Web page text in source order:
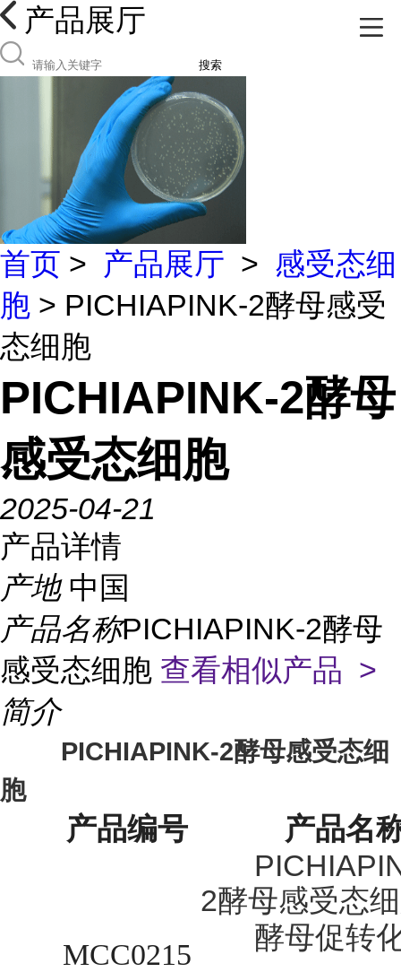
产品展厅
搜索
首页 > 产品展厅 > 感受态细
胞 > PICHIAPINK-2酵母感受
态细胞
PICHIAPINK-2酵母
感受态细胞
2025-04-21
产品详情
产地 中国
产品名称PICHIAPINK-2酵母
感受态细胞 查看相似产品 >
简介
PICHIAPINK-2酵母感受态细
胞
产品编号 产品名
MCC0215
2酵母感受态
酵母促转